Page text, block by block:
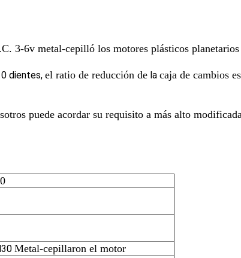
3-6v metal-cepilló los motores plásticos
dientes, el ratio de reducción de la caja de cambios
puede acordar su requisito a más alto
Metal-cepillaron el motor